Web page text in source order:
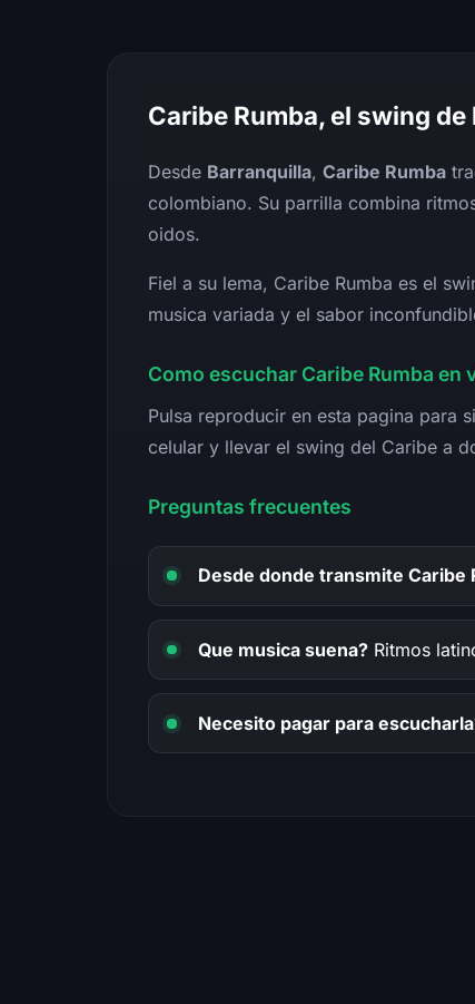
Caribe Rumba, el swing
Desde Barranquilla, Caribe Rumba
colombiano. Su parrilla combina
oidos.
Fiel a su lema, Caribe Rumba es el
musica variada y el sabor
Como escuchar Caribe Rumba en
Pulsa reproducir en esta pagina para
celular y llevar el swing del Caribe a
Preguntas frecuentes
Desde donde transmite Caribe
Que musica suena? Ritmos
Necesito pagar para